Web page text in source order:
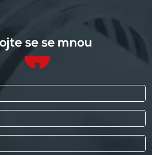
se se mnou